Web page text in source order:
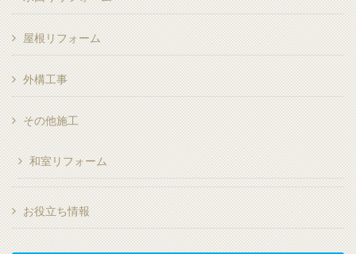
屋根リフォーム
外構工事
その他施工
和室リフォーム
お役立ち情報